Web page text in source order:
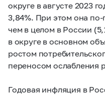
округе в августе 2023
3,84%. При этом она
чем в целом в России
в округе в основном
ростом
переносом ослабления
Годовая инфляция в